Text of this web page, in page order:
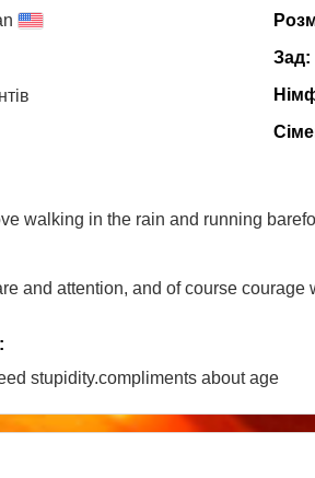
Зад:
walking in the rain and running
and attention, and of course
greed stupidity.compliments about age